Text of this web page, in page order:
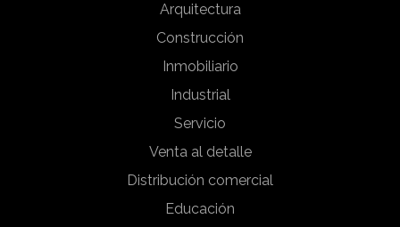
Arquitectura
Construcción
Inmobiliario
Industrial
Servicio
Venta al detalle
Distribución comercial
Educación